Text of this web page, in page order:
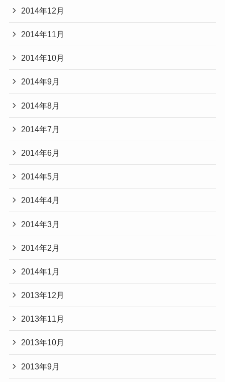
2014年12月
2014年11月
2014年10月
2014年9月
2014年8月
2014年7月
2014年6月
2014年5月
2014年4月
2014年3月
2014年2月
2014年1月
2013年12月
2013年11月
2013年10月
2013年9月